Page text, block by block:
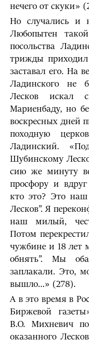
нечего от скуки»
Но случались и
Любопытен
посольства
трижды
заставал его. На
Ладинского не
Лесков искал
Мариенбаду, но
воскресных дней
походную
Ладинский.
Шубинскому
сию же минуту
просфору и вдруг
кто это? Это
Лесков”. Я
наш милый,
Потом
чужбине и 18 лет
обнять”. Мы
заплакали. Это,
вышло…» (278).
А в это время в
Биржевой
В.О. Михневич по
оказанного